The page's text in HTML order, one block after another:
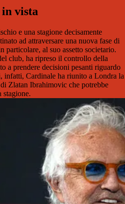
vista
e una stagione decisamente
ad attraversare una nuova fase di
particolare, al suo assetto societario.
club, ha ripreso il controllo della
a prendere decisioni pesanti riguardo
infatti, Cardinale ha riunito a Londra la
Zlatan Ibrahimovic che potrebbe
stagione.